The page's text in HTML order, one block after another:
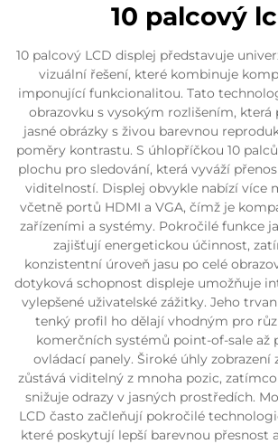
10 palcový
10 palcový LCD displej představuje
vizuální řešení, které kombinuje
imponující funkcionalitou. Tato
obrazovku s vysokým rozlišením, která
jasné obrázky s živou barevnou
poměry kontrastu. S úhlopříčkou 10
plochu pro sledování, která vyváží
viditelností. Displej obvykle nabízí více
včetně portů HDMI a VGA, čímž je
zařízeními a systémy. Pokročilé funkce
zajišťují energetickou účinnost,
konzistentní úroveň jasu po celé
dotyková schopnost displeje umožňuje
vylepšené uživatelské zážitky. Jeho
tenký profil ho dělají vhodným pro
komerčních systémů point-of-sale až
ovládací panely. Široké úhly zobrazení
zůstává viditelný z mnoha pozic,
snižuje odrazy v jasných prostředích.
LCD často začleňují pokročilé
které poskytují lepší barevnou přesnost